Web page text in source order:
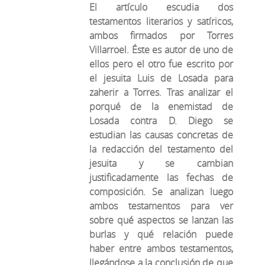
El artículo escudia dos
testamentos literarios y satíricos,
ambos firmados por Torres
Villarroel. Éste es autor de uno de
ellos pero el otro fue escrito por
el jesuita Luis de Losada para
zaherir a Torres. Tras analizar el
porqué de la enemistad de
Losada contra D. Diego se
estudian las causas concretas de
la redacción del testamento del
jesuita y se cambian
justificadamente las fechas de
composición. Se analizan luego
ambos testamentos para ver
sobre qué aspectos se lanzan las
burlas y qué relación puede
haber entre ambos testamentos,